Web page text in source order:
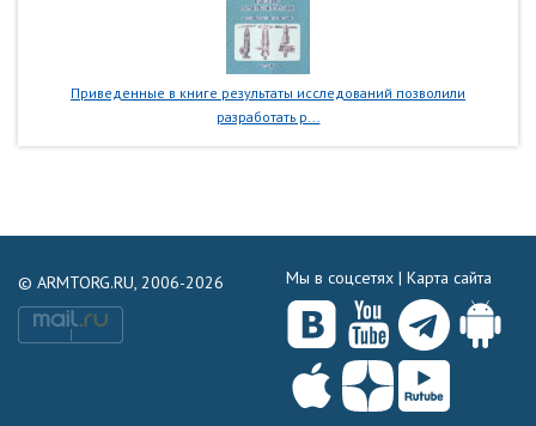
Приведенные в книге результаты исследований позволили
разработать р...
© ARMTORG.RU, 2006-2026 Мы в соцсетях | Карта сайта